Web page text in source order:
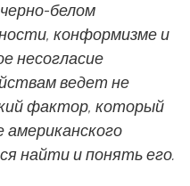
белом
конформизме и
несогласие
ведет не
фактор, который
американского
найти и понять его.